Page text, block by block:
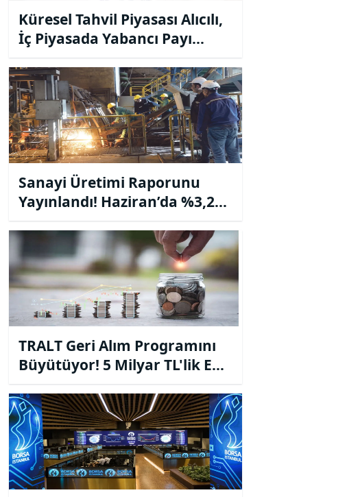
Küresel Tahvil Piyasası Alıcılı,
İç Piyasada Yabancı Payı
Yükselişte
Sanayi Üretimi Raporunu
Yayınlandı! Haziran’da %3,2
Artış Beklentisi
TRALT Geri Alım Programını
Büyütüyor! 5 Milyar TL'lik Ek
Fon Ayrıldı